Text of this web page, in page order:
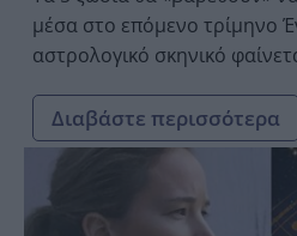
μέσα στο επόμενο τρίμηνο
αστρολογικό σκηνικό
Διαβάστε περισσότερα